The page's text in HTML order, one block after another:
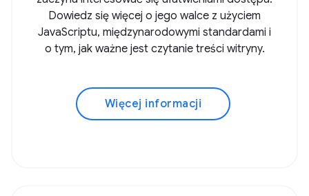
Dowiedz się więcej o jego walce z użyciem
JavaScriptu, międzynarodowymi standardami i
o tym, jak ważne jest czytanie treści witryny.
Więcej informacji